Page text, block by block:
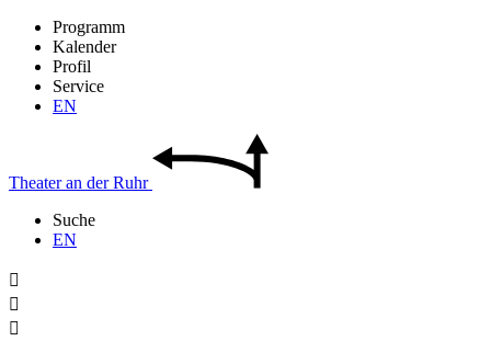
Programm
Kalender
Profil
Service
EN
Theateran derRuhr
Suche
EN


